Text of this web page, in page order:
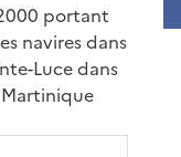
portant
navires dans
Luce dans